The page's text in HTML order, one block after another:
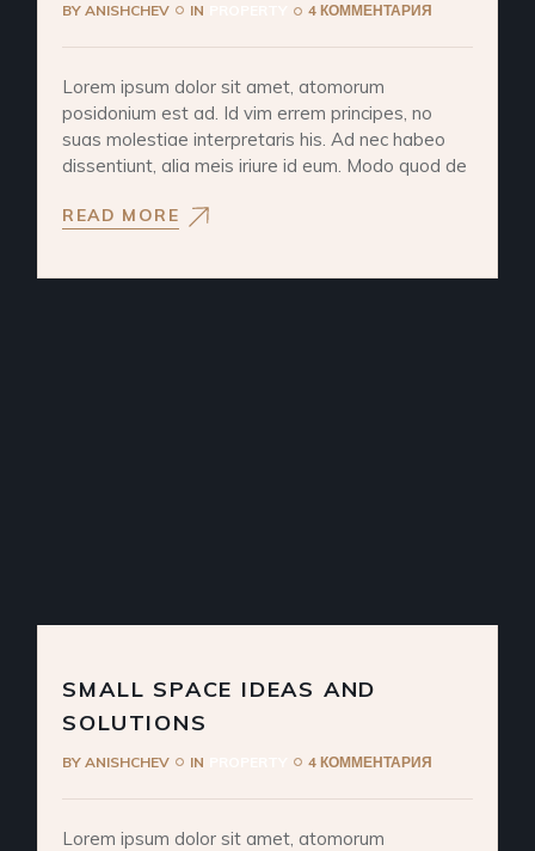
BYANISHCHEV IN 4 КОММЕНТАРИЯ
Lorem ipsum dolor sit amet, atomorum
posidonium est ad. Id vim errem principes, no
suas molestiae interpretaris his. Ad nec habeo
dissentiunt, alia meis iriure id eum. Modo quod de
READ MORE
SMALL SPACE IDEAS AND
SOLUTIONS
BYANISHCHEV IN 4 КОММЕНТАРИЯ
Lorem ipsum dolor sit amet, atomorum